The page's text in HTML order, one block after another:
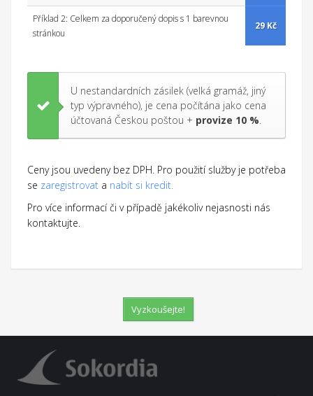
Příklad 2: Celkem za doporučený dopis s 1 barevnou
stránkou
29 Kč
U nestandardních zásilek (velká gramáž, jiný
typ výpravného), je cena počítána jako cena
účtovaná Českou poštou + provize 10 %.
Ceny jsou uvedeny bez DPH. Pro použití služby je potřeba
se zaregistrovat a nabít si kredit.
Pro více informací či v případě jakékoliv nejasnosti nás
kontaktujte.
Vyzkoušejte!